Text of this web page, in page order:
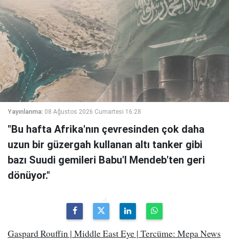
Yayınlanma: 08 Ağustos 2026 Cumartesi 16:28
"Bu hafta Afrika'nın çevresinden çok daha
uzun bir güzergah kullanan altı tanker gibi
bazı Suudi gemileri Babu'l Mendeb'ten geri
dönüyor."
Gaspard Rouffin | Middle East Eye | Tercüme: Mepa News